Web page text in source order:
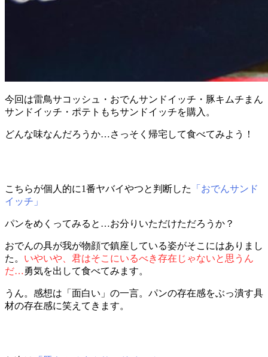
今回は雷鳥サコッシュ・おでんサンドイッチ・豚キムチまん
サンドイッチ・ポテトもちサンドイッチを購入。
どんな味なんだろうか…さっそく帰宅して食べてみよう！
こちらが個人的に1番ヤバイやつと判断した
「おでんサンド
イッチ」
パンをめくってみると…お分りいただけただろうか？
おでんの具が我が物顔で鎮座している姿がそこにはありまし
た。 いやいや、君はそこにいるべき存在じゃないと思うん
だ…勇気を出して食べてみます。
うん。感想は「面白い」の一言。パンの存在感をぶっ潰す具
材の存在感に笑えてきます。